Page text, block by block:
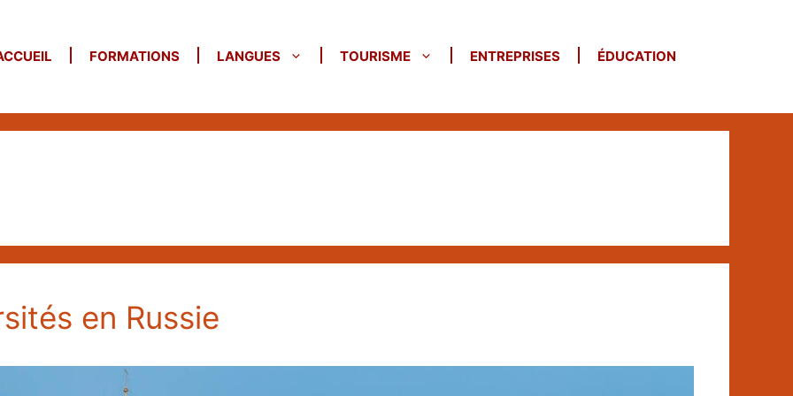
FORMATIONS LANGUES TOURISME ENTREPRISES ÉDUCATION
en Russie